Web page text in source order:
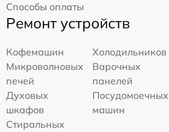
Способы оплаты
Ремонт устройств
Кофемашин
Холодильников
Микроволновых
печей
Варочных
панелей
Духовых
шкафов
Посудомоечных
машин
Стиральных